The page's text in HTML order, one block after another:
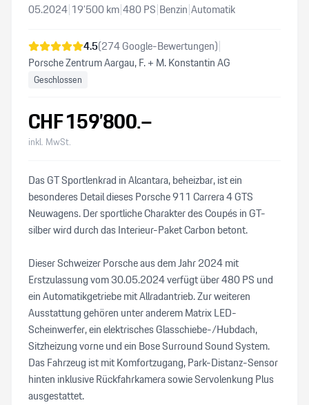
05.2024|19’500km|480PS|Benzin|Automatik
4.5(274Google-Bewertungen)|
Porsche Zentrum Aargau, F. + M. Konstantin AG
Geschlossen
CHF159’800.–
inkl. MwSt.
Das GT Sportlenkrad in Alcantara, beheizbar, ist ein
besonderes Detail dieses Porsche 911 Carrera 4 GTS
Neuwagens. Der sportliche Charakter des Coupés in GT-
silber wird durch das Interieur-Paket Carbon betont.
Dieser Schweizer Porsche aus dem Jahr 2024 mit
Erstzulassung vom 30.05.2024 verfügt über 480 PS und
ein Automatikgetriebe mit Allradantrieb. Zur weiteren
Ausstattung gehören unter anderem Matrix LED-
Scheinwerfer, ein elektrisches Glasschiebe-/Hubdach,
Sitzheizung vorne und ein Bose Surround Sound System.
Das Fahrzeug ist mit Komfortzugang, Park-Distanz-Sensor
hinten inklusive Rückfahrkamera sowie Servolenkung Plus
ausgestattet.